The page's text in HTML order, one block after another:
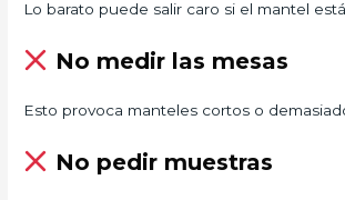
Lo barato puede salir caro si el mantel
No medir las mesas
Esto provoca manteles cortos o
No pedir muestras